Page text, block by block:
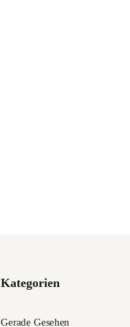
Kategorien
Gerade Gesehen